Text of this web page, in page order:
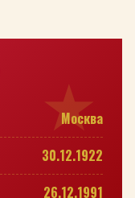
Москва
30.12.1922
26.12.1991